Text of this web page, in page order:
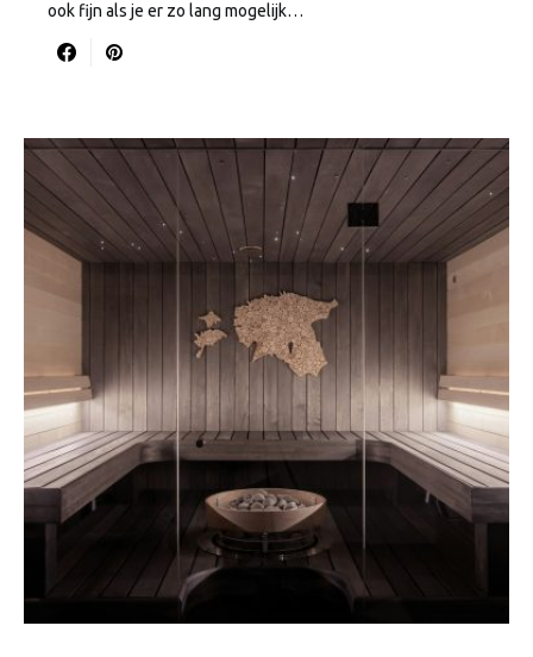
ook fijn als je er zo lang mogelijk…